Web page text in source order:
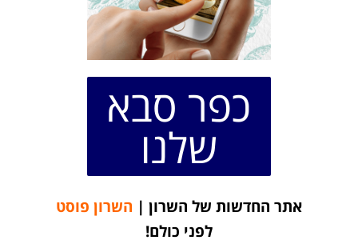
כפר סבא
שלנו
אתר החדשות של השרון | השרון פוסט
לפני כולם!